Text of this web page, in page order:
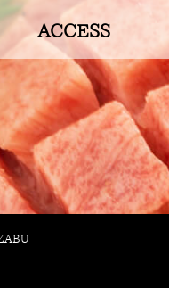
ACCESS